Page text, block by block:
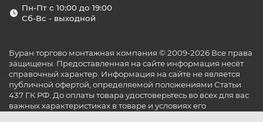
Пн-Пт с 10:00 до 19:00
Сб-Вс - выходной
Буран торгово монтажная компания © 2009-2026 Все права
защищены. Предоставленная на сайте информация несёт
справочный характер. Информация на сайте не является
публичной офертой, определяемой положениями Статьи
437 ГК РФ. До оплаты товара удостоверьтесь во всех для вас
важных характеристиках в товаре и условиях его